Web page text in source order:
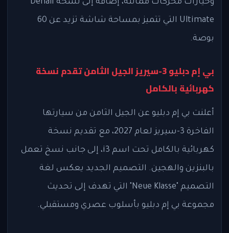
Ultimate التي تتميز بمساحة شاشة تزيد عن 60
بوصة.
بي إم دبليو 3-سيريز الجيل الثامن تقدم نسخة
كهربائية بالكامل
أعلنت بي إم دبليو عن الجيل الثامن من سيارتها
الفاخرة 3-سيريز لعام 2027، مع تقديم نسخة
كهربائية بالكامل تحت اسم i3، إلى جانب نسخ تعمل
بالبنزين والهجين. التصميم الجديد يعكس لغة
التصميم "Neue Klasse" التي تهدف إلى تحديث
مجموعة بي إم دبليو بأسلوب عصري ومستقبلي.